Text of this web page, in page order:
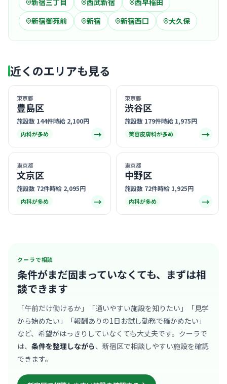
新宿三丁目 西武新宿
西早稲田
新宿御苑前
新宿 新宿西口 大久保
近くのエリアも見る
東京都
豊島区
施設数 144件時給 2,100円
内科が多め →
東京都
渋谷区
施設数 179件時給 1,975円
美容皮膚科が多め →
東京都
文京区
施設数 72件時給 2,095円
内科が多め →
東京都
中野区
施設数 72件時給 1,925円
内科が多め →
クーラで相談
条件がまだ固まっていなくても、 まずは相
談できます
「午前だけ働けるか」「通いやすい施設を知りたい」「見学
から始めたい」「報酬ありの1日お試し勤務で確かめたい」
など、希望がはっきりしていなくても大丈夫です。クーラで
は、 条件を整理しながら、新宿区で相談しやすい施設を確認
できます。